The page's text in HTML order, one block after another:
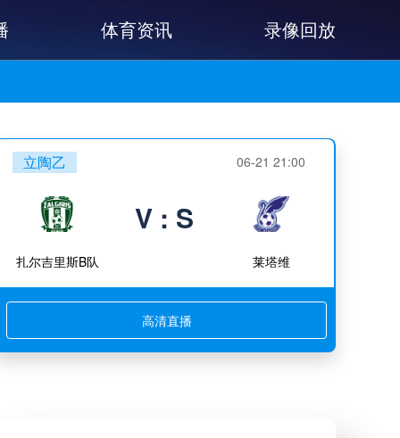
体育资讯 录像回放
立陶乙 06-21 21:00
扎尔吉里斯B队
V : S
莱塔维
高清直播